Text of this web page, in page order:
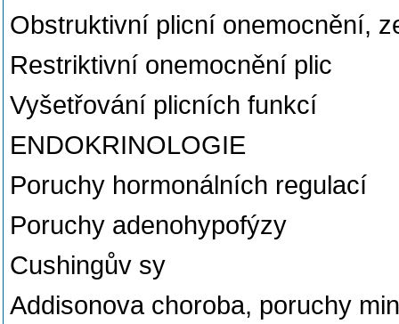
Obstruktivní plicní onemocnění,
Restriktivní onemocnění plic
Vyšetřování plicních funkcí
ENDOKRINOLOGIE
Poruchy hormonálních regulací
Poruchy adenohypofýzy
Cushingův sy
Addisonova choroba, poruchy